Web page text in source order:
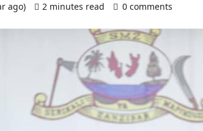
ago) 2 minutes read 0 comments